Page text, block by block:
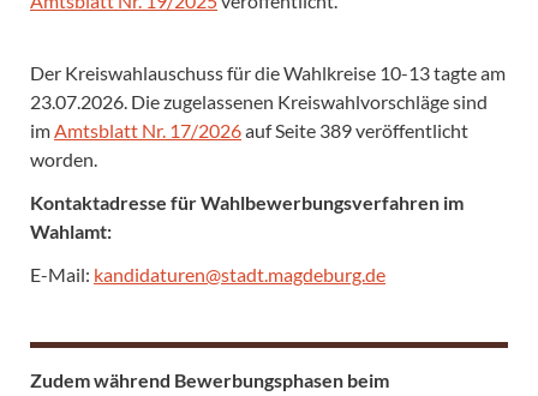
Der Kreiswahlauschuss für die Wahlkreise 10-13 tagte am
23.07.2026. Die zugelassenen Kreiswahlvorschläge sind
im Amtsblatt Nr. 17/2026auf Seite 389 veröffentlicht
worden.
Kontaktadresse für Wahlbewerbungsverfahren im
Wahlamt:
E-Mail: kandidaturen@stadt.magdeburg.de
Zudem während Bewerbungsphasen beim